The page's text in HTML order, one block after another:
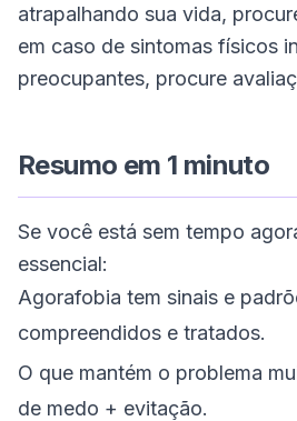
atrapalhando sua vida,
em caso de sintomas físicos
preocupantes, procure
Resumo em 1 minuto
Se você está sem tempo
essencial:
Agorafobia tem sinais e
compreendidos e tratados.
O que mantém o problema
de medo + evitação.